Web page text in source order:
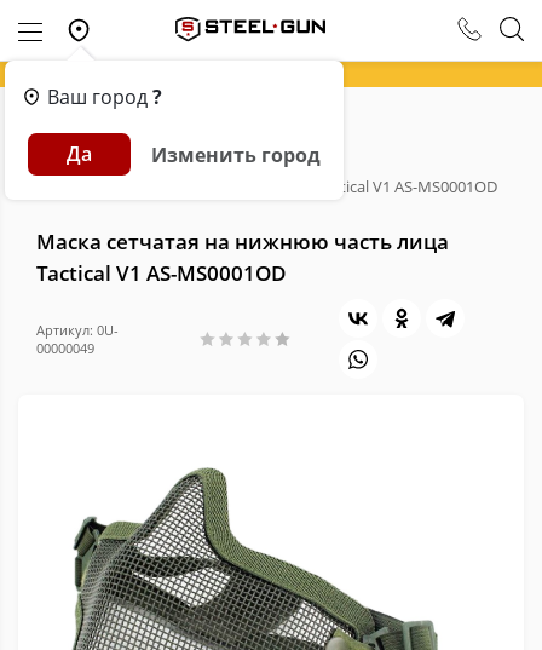
Ваш город?
Да Изменить город
Главная Каталог
Маски защитные для страйкбола
Маска сетчатая на нижнюю часть лица Tactical V1 AS-MS0001OD
Маска сетчатая на нижнюю часть лица
Tactical V1 AS-MS0001OD
Артикул: 0U-
00000049